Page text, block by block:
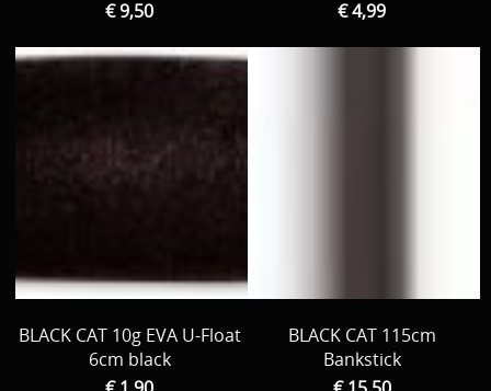
€ 9,50
€ 4,99
BLACK CAT 10g EVA U-Float
6cm black
BLACK CAT 115cm
Bankstick